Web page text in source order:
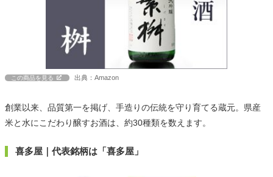
この商品を見る 出典：Amazon
創業以来、品質第一を掲げ、手造りの伝統を守り育てる蔵元。県産
米と水にこだわり醸すお酒は、約30種類を数えます。
喜多屋｜代表銘柄は「喜多屋」